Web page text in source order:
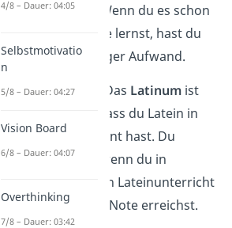
einplanen. Wenn du es schon
in der Schule lernst, hast du
später weniger Aufwand.
Gut zu wissen:
Das Latinum ist
ein Nachweis, dass du Latein in
der Schule gelernt hast. Du
bekommst es, wenn du in
mehreren Jahren Lateinunterricht
eine bestimmte Note erreichst.
4/8 – Dauer: 04:05
Selbstmotivatio
n
5/8 – Dauer: 04:27
Vision Board
6/8 – Dauer: 04:07
Overthinking
7/8 – Dauer: 03:42